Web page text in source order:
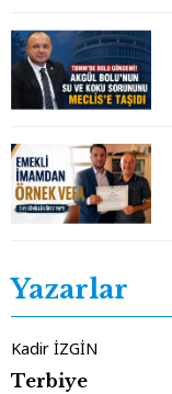
Yazarlar
Kadir İZGİN
Terbiye